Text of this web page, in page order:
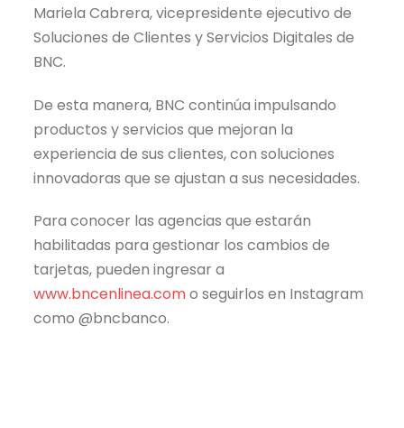
Mariela Cabrera, vicepresidente ejecutivo de
Soluciones de Clientes y Servicios Digitales de
BNC.
De esta manera, BNC continúa impulsando
productos y servicios que mejoran la
experiencia de sus clientes, con soluciones
innovadoras que se ajustan a sus necesidades.
Para conocer las agencias que estarán
habilitadas para gestionar los cambios de
tarjetas, pueden ingresar a
www.bncenlinea.como seguirlos en Instagram
como @bncbanco.